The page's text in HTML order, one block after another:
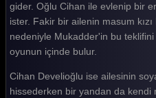
Gelin 191. Bölüm
Gelin 190. Bölüm
Gelin 188. Bölüm
gider. Oğlu Cihan ile evlenip bir
ister. Fakir bir ailenin masum kızı
nedeniyle Mukadder'in bu
oyunun içinde bulur.
Cihan Develioğlu ise ailesinin
hissederken bir yandan da kendi